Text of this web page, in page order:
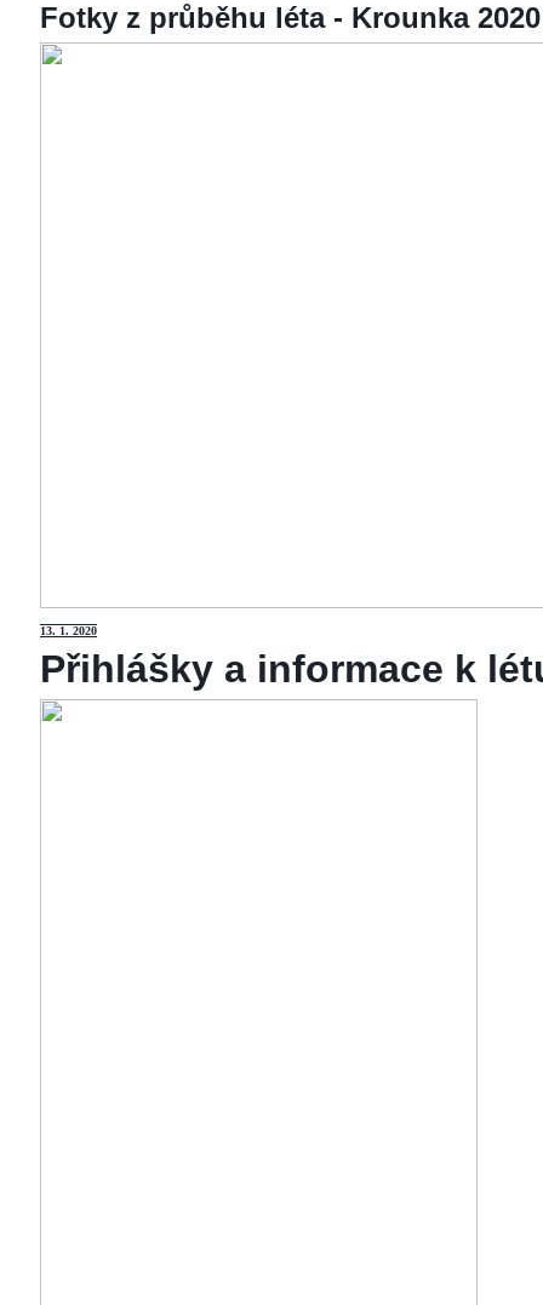
Fotky z průběhu léta - Krounka
13. 1. 2020
Přihlášky a informace k